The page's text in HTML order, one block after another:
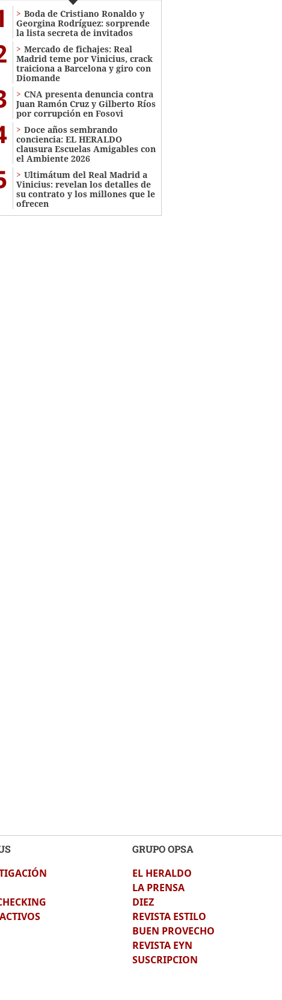
Boda de Cristiano Ronaldo y
Georgina Rodríguez: sorprende
la lista secreta de invitados
Mercado de fichajes: Real
Madrid teme por Vinicius, crack
traiciona a Barcelona y giro con
Diomande
CNA presenta denuncia contra
Juan Ramón Cruz y Gilberto Ríos
por corrupción en Fosovi
Doce años sembrando
conciencia: EL HERALDO
clausura Escuelas Amigables con
el Ambiente 2026
Ultimátum del Real Madrid a
Vinicius: revelan los detalles de
su contrato y los millones que le
ofrecen
GRUPO OPSA
EL HERALDO
LA PRENSA
DIEZ
REVISTA ESTILO
BUEN PROVECHO
REVISTA EYN
SUSCRIPCION